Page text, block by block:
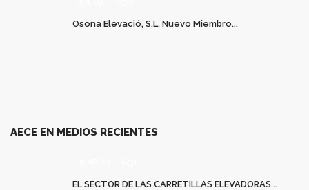
Osona Elevació, S.L, Nuevo Miembro...
AECE EN MEDIOS RECIENTES
EL SECTOR DE LAS CARRETILLAS ELEVADORAS...